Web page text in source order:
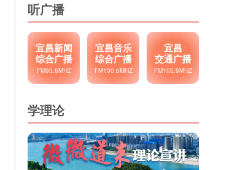
听广播
宜昌新闻
综合广播
FM95.6MHZ
宜昌音乐
综合广播
FM100.6MHZ
宜昌
交通广播
FM105.9MHZ
学理论